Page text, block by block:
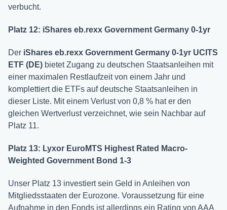
verbucht.
Platz 12: iShares eb.rexx Government Germany 0-1yr
Der iShares eb.rexx Government Germany 0-1yr UCITS
ETF (DE) bietet Zugang zu deutschen Staatsanleihen mit
einer maximalen Restlaufzeit von einem Jahr und
komplettiert die ETFs auf deutsche Staatsanleihen in
dieser Liste. Mit einem Verlust von 0,8 % hat er den
gleichen Wertverlust verzeichnet, wie sein Nachbar auf
Platz 11.
Platz 13: Lyxor EuroMTS Highest Rated Macro-
Weighted Government Bond 1-3
Unser Platz 13 investiert sein Geld in Anleihen von
Mitgliedsstaaten der Eurozone. Voraussetzung für eine
Aufnahme in den Fonds ist allerdings ein Rating von AAA